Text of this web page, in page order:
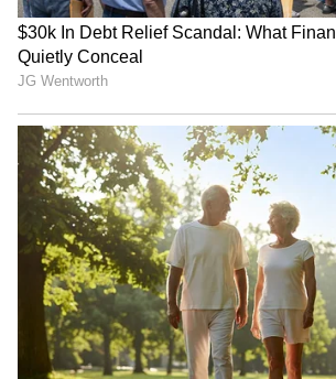
Related Articles
ಹಿಟ್ಟು ಕಲಸುವಾಗ ನೀರಿನ ಜೊತೆ ಈ ಒಂದು
ಬೆರೆಸಿದ್ರೆ ಚಪಾತಿ ರಾತ್ರಿಯಾದ್ರೂ ಹೂವ ಇದ್ದಂಗೆ
ಒಂದೇ ಒಂದು ಚಿಕ್ಕ ಟ್ರಿಕ್.. ಕೆಲವೇ ನಿಮಿಷದಲ್ಲಿ
ಸಡಿಲವಾದ ಕುಕ್ಕರ್‌ ರಬ್ಬರ್ ಪೂರ್ತಿ ಟೈಟ್ ಆಗುತ್ತದೆ!